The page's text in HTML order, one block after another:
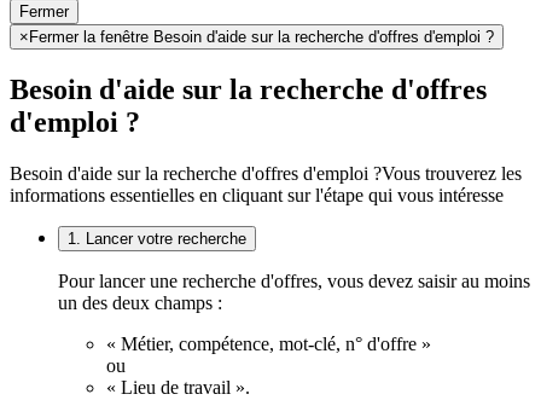
Fermer
× Fermer la fenêtre Besoin d'aide sur la recherche d'offres d'emploi ?
Besoin d'aide sur la recherche d'offres
d'emploi ?
Besoin d'aide sur la recherche d'offres d'emploi ?Vous trouverez les
informations essentielles en cliquant sur l'étape qui vous intéresse
1. Lancer votre recherche
Pour lancer une recherche d'offres, vous devez saisir au moins
un des deux champs :
« Métier, compétence, mot-clé, n° d'offre »
ou
« Lieu de travail ».